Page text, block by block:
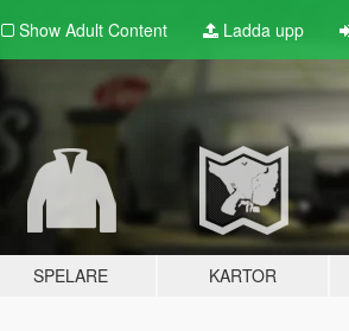
Show Adult Content Ladda upp
SPELARE KARTOR